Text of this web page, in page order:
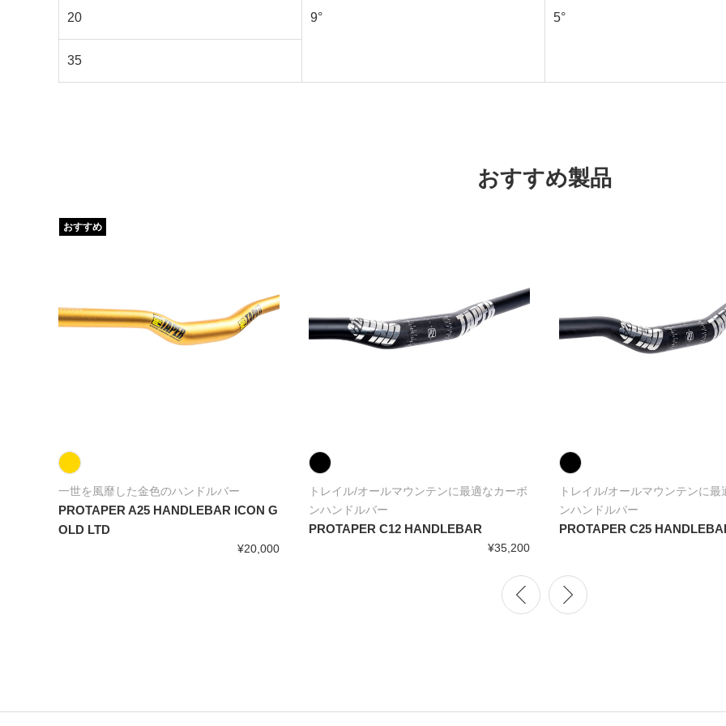
9° 5°
20
35
おすすめ製品
一世を風靡した金色のハンドルバー
PROTAPER A25 HANDLEBAR ICON G
OLD LTD
¥20,000
おすすめ
トレイル/オールマウンテンに最適なカーボ
ンハンドルバー
PROTAPER C12 HANDLEBAR
¥35,200
トレイル/オールマウンテンに最
ンハンドルバー
PROTAPER C25